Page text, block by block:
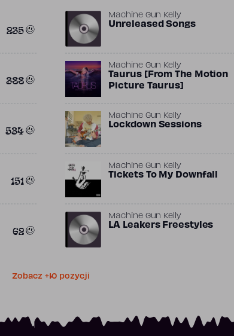
235
Machine Gun Kelly
Unreleased Songs
388
Machine Gun Kelly
Taurus [From The Motion
Picture Taurus]
534
Machine Gun Kelly
Lockdown Sessions
151
Machine Gun Kelly
Tickets To My Downfall
62
Machine Gun Kelly
LA Leakers Freestyles
Zobacz +10 pozycji